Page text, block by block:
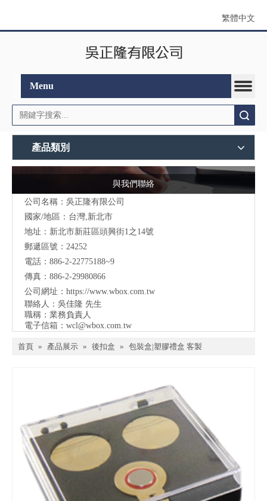
繁體中文
Menu
產品類別
與我們聯絡
公司名稱：吳正隆有限公司
國家/地區：台灣,新北市
地址：新北市新莊區頭興街1之14號
郵遞區號：24252
電話：886-2-22775188~9
傳真：886-2-29980866
公司網址： https://www.wbox.com.tw
聯絡人：吳佳隆 先生
職稱：業務負責人
電子信箱： wcl@wbox.com.tw
首頁 » 產品展示 » 後扣盒 » 包裝盒|塑膠禮盒 客製